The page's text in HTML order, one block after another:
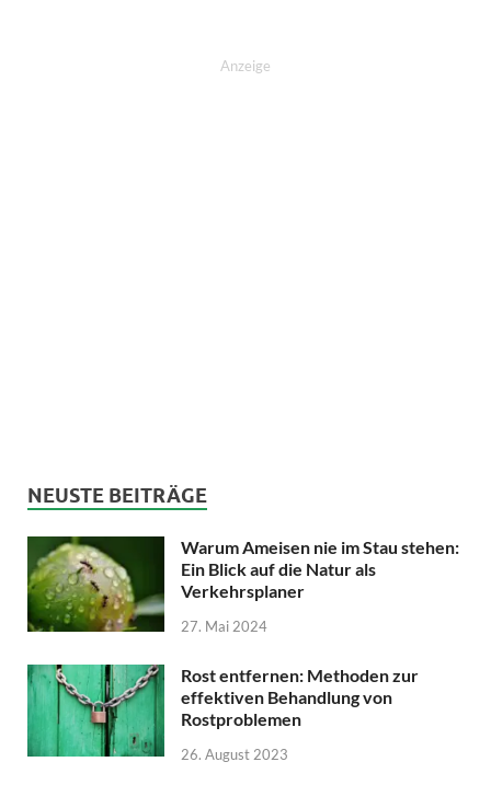
Anzeige
NEUSTE BEITRÄGE
Warum Ameisen nie im Stau stehen:
Ein Blick auf die Natur als
Verkehrsplaner
27. Mai 2024
Rost entfernen: Methoden zur
effektiven Behandlung von
Rostproblemen
26. August 2023